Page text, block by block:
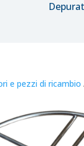
e pezzi di ricambio